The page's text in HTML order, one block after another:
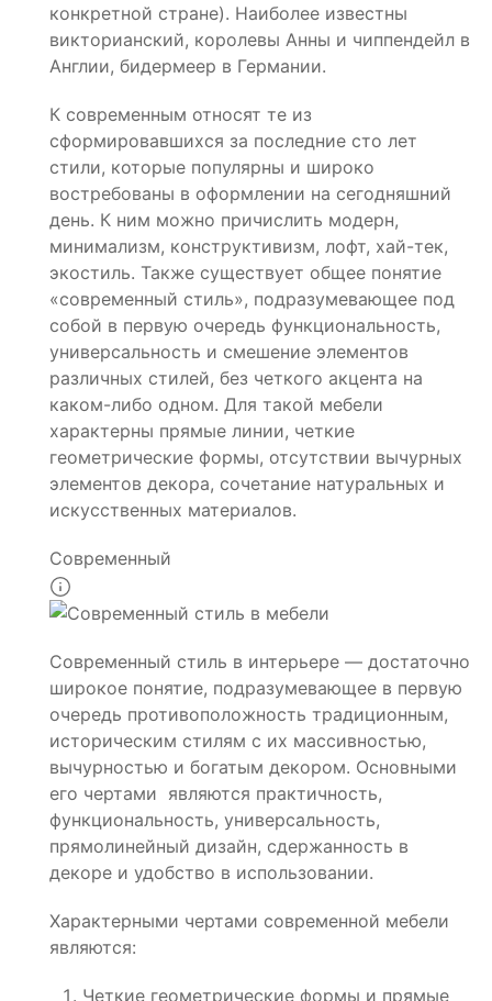
конкретной стране). Наиболее известны
викторианский, королевы Анны и чиппендейл в
Англии, бидермеер в Германии.
К современным относят те из
сформировавшихся за последние сто лет
стили, которые популярны и широко
востребованы в оформлении на сегодняшний
день. К ним можно причислить модерн,
минимализм, конструктивизм, лофт, хай-тек,
экостиль. Также существует общее понятие
«современный стиль», подразумевающее под
собой в первую очередь функциональность,
универсальность и смешение элементов
различных стилей, без четкого акцента на
каком-либо одном. Для такой мебели
характерны прямые линии, четкие
геометрические формы, отсутствии вычурных
элементов декора, сочетание натуральных и
искусственных материалов.
Современный
Современный стиль в интерьере — достаточно
широкое понятие, подразумевающее в первую
очередь противоположность традиционным,
историческим стилям с их массивностью,
вычурностью и богатым декором. Основными
его чертами являются практичность,
функциональность, универсальность,
прямолинейный дизайн, сдержанность в
декоре и удобство в использовании.
Характерными чертами современной мебели
являются:
Четкие геометрические формы и прямые